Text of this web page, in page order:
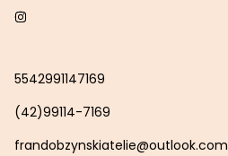
5542991147169
(42)99114-7169
frandobzynskiatelie@outlook.com